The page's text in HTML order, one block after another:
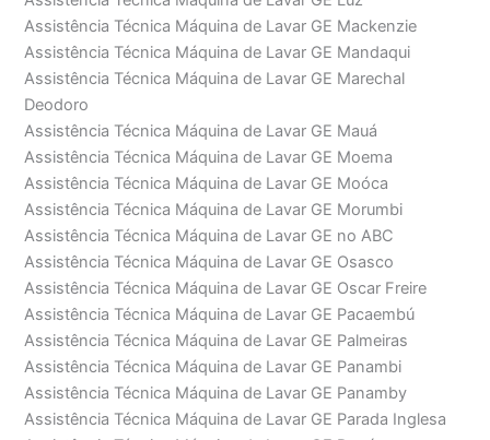
Assistência Técnica Máquina de Lavar GE Mackenzie
Assistência Técnica Máquina de Lavar GE Mandaqui
Assistência Técnica Máquina de Lavar GE Marechal
Deodoro
Assistência Técnica Máquina de Lavar GE Mauá
Assistência Técnica Máquina de Lavar GE Moema
Assistência Técnica Máquina de Lavar GE Moóca
Assistência Técnica Máquina de Lavar GE Morumbi
Assistência Técnica Máquina de Lavar GE no ABC
Assistência Técnica Máquina de Lavar GE Osasco
Assistência Técnica Máquina de Lavar GE Oscar Freire
Assistência Técnica Máquina de Lavar GE Pacaembú
Assistência Técnica Máquina de Lavar GE Palmeiras
Assistência Técnica Máquina de Lavar GE Panambi
Assistência Técnica Máquina de Lavar GE Panamby
Assistência Técnica Máquina de Lavar GE Parada Inglesa